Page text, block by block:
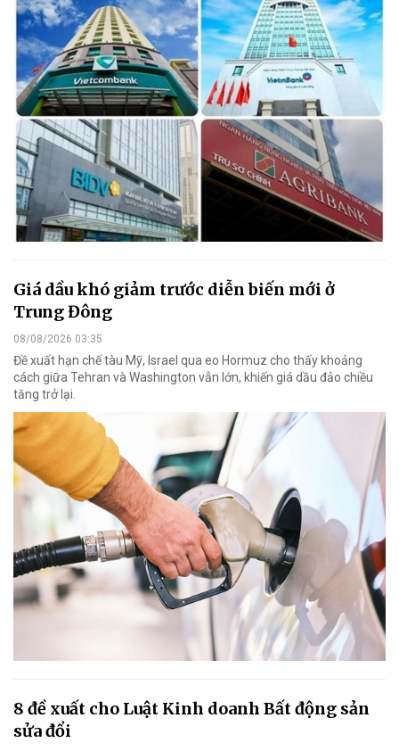
Giá dầu khó giảm trước diễn biến mới ở
Trung Đông
08/08/2026 03:35
Đề xuất hạn chế tàu Mỹ, Israel qua eo Hormuz cho thấy khoảng
cách giữa Tehran và Washington vẫn lớn, khiến giá dầu đảo chiều
tăng trở lại.
8 đề xuất cho Luật Kinh doanh Bất động sản
sửa đổi